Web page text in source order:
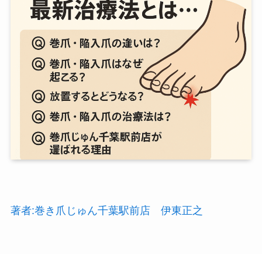
著者:巻き爪じゅん千葉駅前店 伊東正之